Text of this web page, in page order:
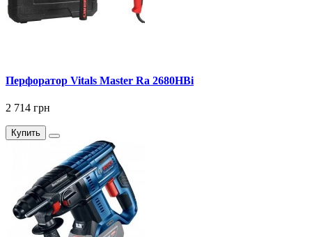
Перфоратор Vitals Master Ra 2680HBi
2 714 грн
Купить